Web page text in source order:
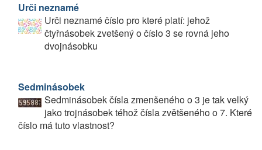
Urči neznamé
Urči neznamé číslo pro které platí: jehož
čtyřnásobek zvetšený o číslo 3 se rovná jeho
dvojnásobku
Sedminásobek
Sedminásobek čísla zmenšeného o 3 je tak velký
jako trojnásobek téhož čísla zvětšeného o 7. Které
číslo má tuto vlastnost?